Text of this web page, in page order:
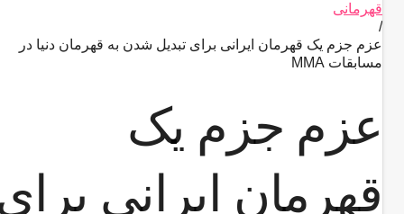
قهرمانی
/
عزم جزم یک قهرمان ایرانی برای تبدیل شدن به قهرمان دنیا در
مسابقات MMA
عزم جزم یک
قهرمان ایرانی